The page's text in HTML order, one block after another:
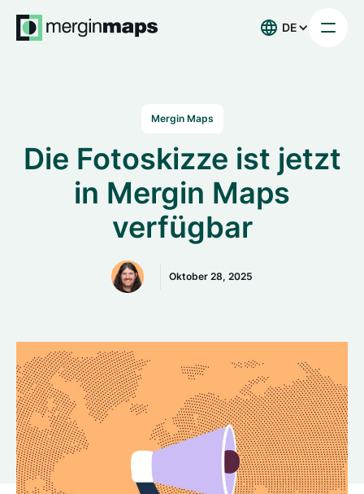
DE
Mergin Maps
Die Fotoskizze ist jetzt
in Mergin Maps
verfügbar
Oktober 28, 2025